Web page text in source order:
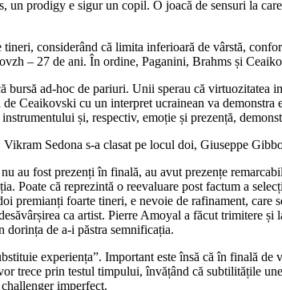
prodigy e sigur un copil. O joacă de sensuri la
considerând că limita inferioară de vârstă,
– 27 de ani. În ordine, Paganini, Brahms și
ad-hoc de pariuri. Unii sperau că virtuozitatea
Ceaikovski cu un interpret ucrainean va
și, respectiv, emoție și prezență,
Sedona s-a clasat pe locul doi, Giuseppe
fost prezenți în finală, au avut prezențe
Poate că reprezintă o reevaluare post factum a
premianți foarte tineri, e nevoie de rafinament,
ca artist. Pierre Amoyal a făcut trimitere
de a-i păstra semnificația.
experiența”. Important este însă că în finală de
trece prin testul timpului, învățând că subtilitățile
imperfect.